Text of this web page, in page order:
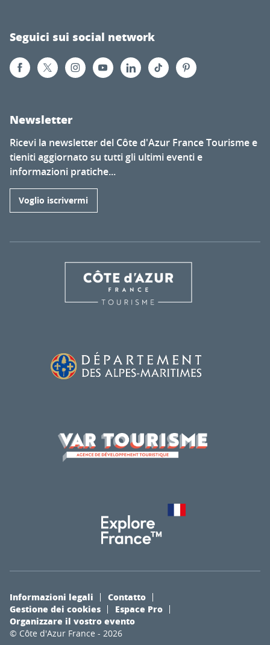
Seguici sui social network
Newsletter
Ricevi la newsletter del Côte d'Azur France Tourisme e
tieniti aggiornato su tutti gli ultimi eventi e
informazioni pratiche...
Voglio iscrivermi
© Côte d'Azur France - 2026
Informazioni legali
Contatto
Gestione dei cookies
Espace Pro
Organizzare il vostro evento